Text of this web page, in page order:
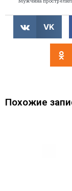
VK
Похожие